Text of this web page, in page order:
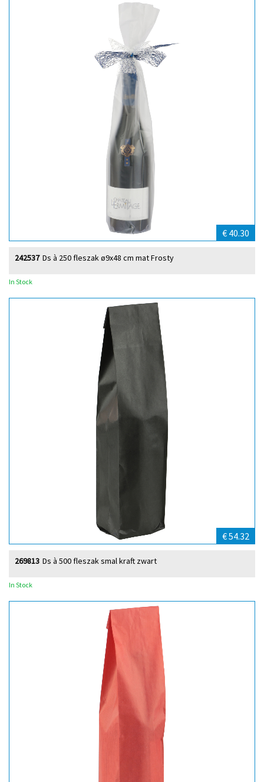
€ 40.30
Ds à 250 fleszak ø9x48 cm mat Frosty
242537
In Stock
€ 54.32
Ds à 500 fleszak smal kraft zwart
269813
In Stock